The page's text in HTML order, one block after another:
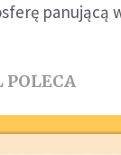
panującą
POLECA